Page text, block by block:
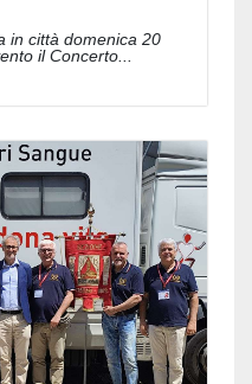
in città domenica 20
il Concerto...